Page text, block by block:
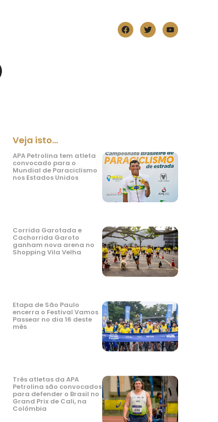
Veja isto...
APA Petrolina tem atleta
convocado para o
Mundial de Paraciclismo
nos Estados Unidos
Corrida Garotada e
Cachorrida Garoto
ganham nova arena no
Shopping Vila Velha
Etapa de São Paulo
encerra o Festival Vamos
Passear no dia 16 deste
mês
Três atletas da APA
Petrolina são convocados
para defender o Brasil no
Grand Prix de Cali, na
Colômbia